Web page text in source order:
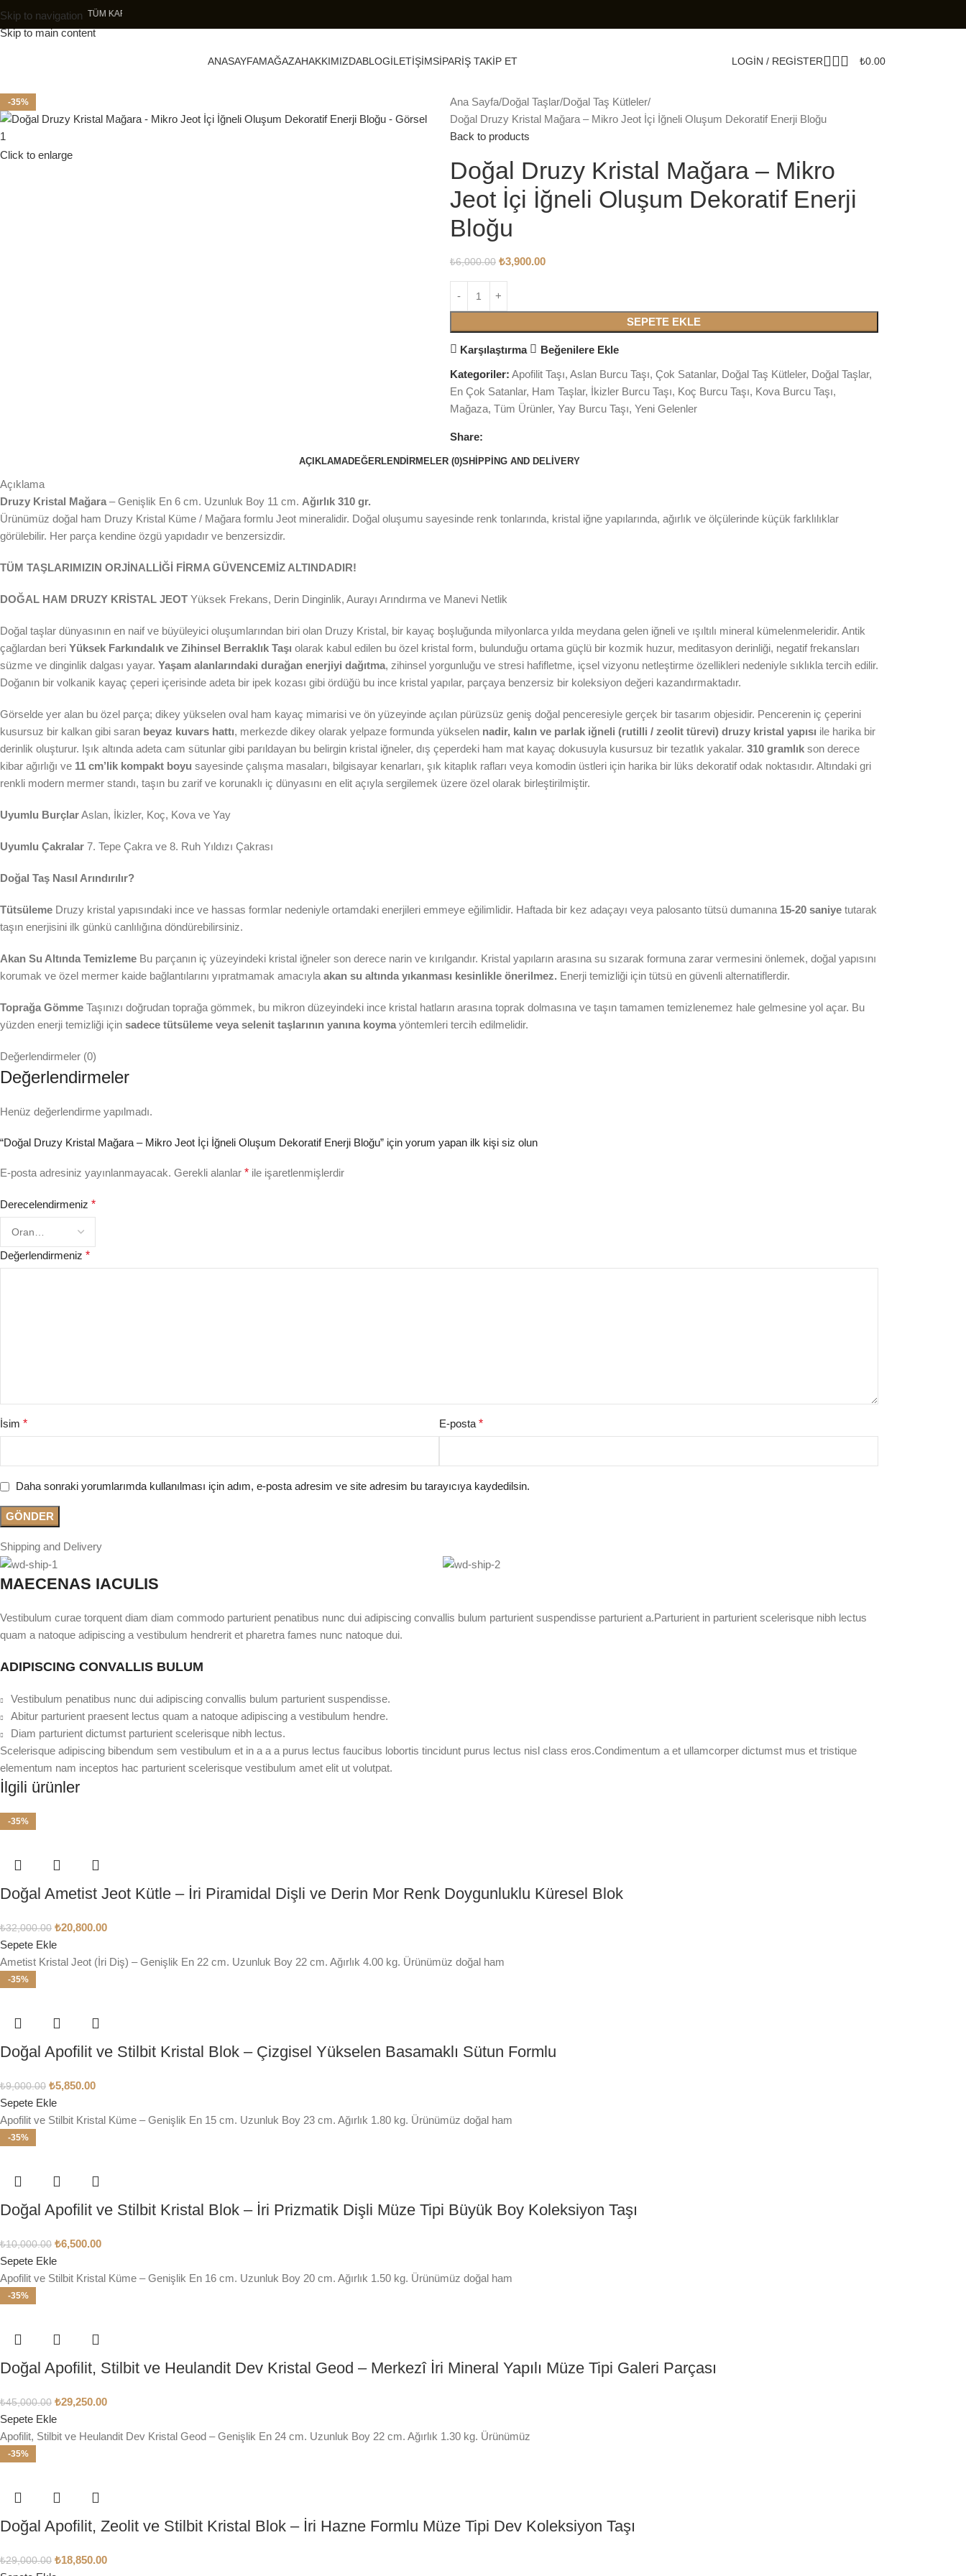
Skip to navigation
Skip to main content
ANASAYFAMAĞAZAHAKKIMIZDABLOGİLETIŞIMSIPARIŞ TAKIP ET LOGIN / REGISTER ₺0.00
-35%
Click to enlarge
Ana Sayfa Doğal Taşlar Doğal Taş Kütleler
Doğal Druzy Kristal Mağara – Mikro Jeot İçi İğneli Oluşum Dekoratif Enerji Bloğu
Back to products
Doğal Druzy Kristal Mağara – Mikro
Jeot İçi İğneli Oluşum Dekoratif Enerji
Bloğu
₺6,000.00 ₺3,900.00
SEPETE EKLE
Karşılaştırma Beğenilere Ekle
Kategoriler: Apofilit Taşı, Aslan Burcu Taşı, Çok Satanlar, Doğal Taş Kütleler, Doğal Taşlar,
En Çok Satanlar, Ham Taşlar, İkizler Burcu Taşı, Koç Burcu Taşı, Kova Burcu Taşı,
Mağaza, Tüm Ürünler, Yay Burcu Taşı, Yeni Gelenler
Share:
AÇIKLAMADEĞERLENDIRMELER (0)SHIPPING AND DELIVERY
Açıklama
Druzy Kristal Mağara – Genişlik En 6 cm. Uzunluk Boy 11 cm. Ağırlık 310 gr.
Ürünümüz doğal ham Druzy Kristal Küme / Mağara formlu Jeot mineralidir. Doğal oluşumu sayesinde renk tonlarında, kristal iğne yapılarında, ağırlık ve ölçülerinde küçük farklılıklar
görülebilir. Her parça kendine özgü yapıdadır ve benzersizdir.
TÜM TAŞLARIMIZIN ORJİNALLİĞİ FİRMA GÜVENCEMİZ ALTINDADIR!
DOĞAL HAM DRUZY KRİSTAL JEOT Yüksek Frekans, Derin Dinginlik, Aurayı Arındırma ve Manevi Netlik
Doğal taşlar dünyasının en naif ve büyüleyici oluşumlarından biri olan Druzy Kristal, bir kayaç boşluğunda milyonlarca yılda meydana gelen iğneli ve ışıltılı mineral kümelenmeleridir. Antik
çağlardan beri Yüksek Farkındalık ve Zihinsel Berraklık Taşı olarak kabul edilen bu özel kristal form, bulunduğu ortama güçlü bir kozmik huzur, meditasyon derinliği, negatif frekansları
süzme ve dinginlik dalgası yayar. Yaşam alanlarındaki durağan enerjiyi dağıtma, zihinsel yorgunluğu ve stresi hafifletme, içsel vizyonu netleştirme özellikleri nedeniyle sıklıkla tercih edilir.
Doğanın bir volkanik kayaç çeperi içerisinde adeta bir ipek kozası gibi ördüğü bu ince kristal yapılar, parçaya benzersiz bir koleksiyon değeri kazandırmaktadır.
Görselde yer alan bu özel parça; dikey yükselen oval ham kayaç mimarisi ve ön yüzeyinde açılan pürüzsüz geniş doğal penceresiyle gerçek bir tasarım objesidir. Pencerenin iç çeperini
kusursuz bir kalkan gibi saran beyaz kuvars hattı, merkezde dikey olarak yelpaze formunda yükselen nadir, kalın ve parlak iğneli (rutilli / zeolit türevi) druzy kristal yapısı ile harika bir
derinlik oluşturur. Işık altında adeta cam sütunlar gibi parıldayan bu belirgin kristal iğneler, dış çeperdeki ham mat kayaç dokusuyla kusursuz bir tezatlık yakalar. 310 gramlık son derece
kibar ağırlığı ve 11 cm’lik kompakt boyu sayesinde çalışma masaları, bilgisayar kenarları, şık kitaplık rafları veya komodin üstleri için harika bir lüks dekoratif odak noktasıdır. Altındaki gri
renkli modern mermer standı, taşın bu zarif ve korunaklı iç dünyasını en elit açıyla sergilemek üzere özel olarak birleştirilmiştir.
Uyumlu BurçlarAslan, İkizler, Koç, Kova ve Yay
Uyumlu Çakralar 7. Tepe Çakra ve 8. Ruh Yıldızı Çakrası
Doğal Taş Nasıl Arındırılır?
Tütsüleme Druzy kristal yapısındaki ince ve hassas formlar nedeniyle ortamdaki enerjileri emmeye eğilimlidir. Haftada bir kez adaçayı veya palosanto tütsü dumanına 15-20 saniye tutarak
taşın enerjisini ilk günkü canlılığına döndürebilirsiniz.
Akan Su Altında Temizleme Bu parçanın iç yüzeyindeki kristal iğneler son derece narin ve kırılgandır. Kristal yapıların arasına su sızarak formuna zarar vermesini önlemek, doğal yapısını
korumak ve özel mermer kaide bağlantılarını yıpratmamak amacıyla akan su altında yıkanması kesinlikle önerilmez. Enerji temizliği için tütsü en güvenli alternatiflerdir.
Toprağa Gömme Taşınızı doğrudan toprağa gömmek, bu mikron düzeyindeki ince kristal hatların arasına toprak dolmasına ve taşın tamamen temizlenemez hale gelmesine yol açar. Bu
yüzden enerji temizliği için sadece tütsüleme veya selenit taşlarının yanına koyma yöntemleri tercih edilmelidir.
Değerlendirmeler (0)
Değerlendirmeler
Henüz değerlendirme yapılmadı.
“Doğal Druzy Kristal Mağara – Mikro Jeot İçi İğneli Oluşum Dekoratif Enerji Bloğu” için yorum yapan ilk kişi siz olun
E-posta adresiniz yayınlanmayacak. Gerekli alanlar * ile işaretlenmişlerdir
Derecelendirmeniz *
Değerlendirmeniz *
İsim * E-posta *
Daha sonraki yorumlarımda kullanılması için adım, e-posta adresim ve site adresim bu tarayıcıya kaydedilsin.
Shipping and Delivery
MAECENAS IACULIS
Vestibulum curae torquent diam diam commodo parturient penatibus nunc dui adipiscing convallis bulum parturient suspendisse parturient a.Parturient in parturient scelerisque nibh lectus
quam a natoque adipiscing a vestibulum hendrerit et pharetra fames nunc natoque dui.
ADIPISCING CONVALLIS BULUM
Vestibulum penatibus nunc dui adipiscing convallis bulum parturient suspendisse.
Abitur parturient praesent lectus quam a natoque adipiscing a vestibulum hendre.
Diam parturient dictumst parturient scelerisque nibh lectus.
Scelerisque adipiscing bibendum sem vestibulum et in a a a purus lectus faucibus lobortis tincidunt purus lectus nisl class eros.Condimentum a et ullamcorper dictumst mus et tristique
elementum nam inceptos hac parturient scelerisque vestibulum amet elit ut volutpat.
İlgili ürünler
-35%
Doğal Ametist Jeot Kütle – İri Piramidal Dişli ve Derin Mor Renk Doygunluklu Küresel Blok
₺32,000.00 ₺20,800.00
Sepete Ekle
Ametist Kristal Jeot (İri Diş) – Genişlik En 22 cm. Uzunluk Boy 22 cm. Ağırlık 4.00 kg. Ürünümüz doğal ham
-35%
Doğal Apofilit ve Stilbit Kristal Blok – Çizgisel Yükselen Basamaklı Sütun Formlu
₺9,000.00 ₺5,850.00
Sepete Ekle
Apofilit ve Stilbit Kristal Küme – Genişlik En 15 cm. Uzunluk Boy 23 cm. Ağırlık 1.80 kg. Ürünümüz doğal ham
-35%
Doğal Apofilit ve Stilbit Kristal Blok – İri Prizmatik Dişli Müze Tipi Büyük Boy Koleksiyon Taşı
₺10,000.00 ₺6,500.00
Sepete Ekle
Apofilit ve Stilbit Kristal Küme – Genişlik En 16 cm. Uzunluk Boy 20 cm. Ağırlık 1.50 kg. Ürünümüz doğal ham
-35%
Doğal Apofilit, Stilbit ve Heulandit Dev Kristal Geod – Merkezî İri Mineral Yapılı Müze Tipi Galeri Parçası
₺45,000.00 ₺29,250.00
Sepete Ekle
Apofilit, Stilbit ve Heulandit Dev Kristal Geod – Genişlik En 24 cm. Uzunluk Boy 22 cm. Ağırlık 1.30 kg. Ürünümüz
-35%
Doğal Apofilit, Zeolit ve Stilbit Kristal Blok – İri Hazne Formlu Müze Tipi Dev Koleksiyon Taşı
₺29,000.00 ₺18,850.00